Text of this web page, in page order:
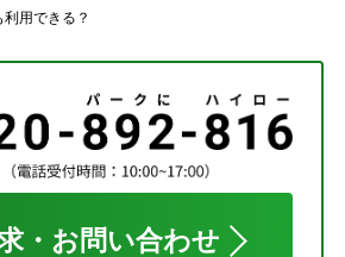
用できる？
・お問い合わせ